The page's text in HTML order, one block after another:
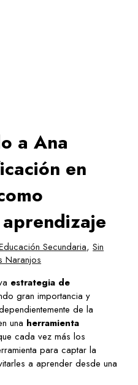
a Ana
en
Secundaria,Sin
Naranjos
estrategia de
gran importancia y
de la
una herramienta
cada vez más los
para captar la
a aprender desde una